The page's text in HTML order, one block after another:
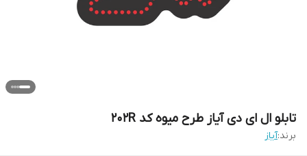
تابلو ال ای دی آیاز طرح میوه کد 202R
برند:آیاز